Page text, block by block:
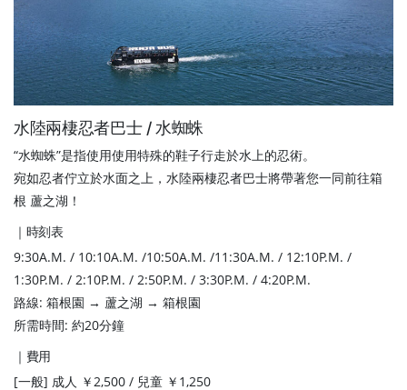
水陸兩棲忍者巴士 / 水蜘蛛
“水蜘蛛”是指使用使用特殊的鞋子行走於水上的忍術。
宛如忍者佇立於水面之上，水陸兩棲忍者巴士將帶著您一同前往箱
根 蘆之湖！
｜時刻表
9:30A.M. / 10:10A.M. /10:50A.M. /11:30A.M. / 12:10P.M. /
1:30P.M. / 2:10P.M. / 2:50P.M. / 3:30P.M. / 4:20P.M.
路線: 箱根園 → 蘆之湖 → 箱根園
所需時間: 約20分鐘
｜費用
[一般] 成人 ￥2,500 / 兒童 ￥1,250